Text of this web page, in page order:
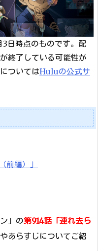
日時点のものです。配
終了している可能性が
ついてはHuluの公式サ
前編）」
」の第914話「連れ去ら
あらすじについてご紹